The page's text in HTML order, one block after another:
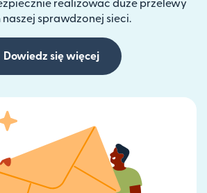
realizować duże przelewy
sprawdzonej sieci.
Dowiedz się więcej